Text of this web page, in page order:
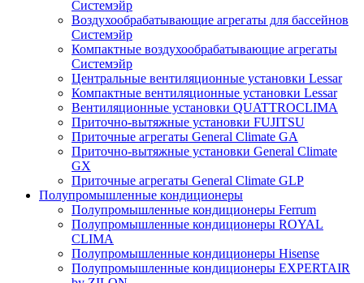
Системэйр
Воздухообрабатывающие агрегаты для бассейнов
Системэйр
Компактные воздухообрабатывающие агрегаты
Системэйр
Центральные вентиляционные установки Lessar
Компактные вентиляционные установки Lessar
Вентиляционные установки QUATTROCLIMA
Приточно-вытяжные установки FUJITSU
Приточные агрегаты General Climate GA
Приточно-вытяжные установки General Climate
GX
Приточные агрегаты General Climate GLP
Полупромышленные кондиционеры
Полупромышленные кондиционеры Ferrum
Полупромышленные кондиционеры ROYAL
CLIMA
Полупромышленные кондиционеры Hisense
Полупромышленные кондиционеры EXPERTAIR